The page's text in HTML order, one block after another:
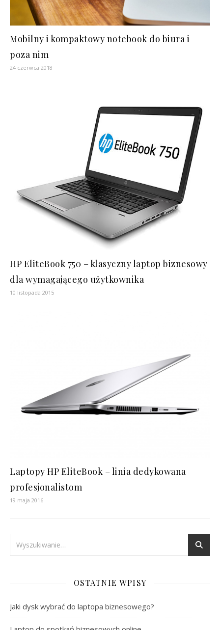
Mobilny i kompaktowy notebook do biura i
poza nim
24 czerwca 2018
HP EliteBook 750 – klasyczny laptop biznesowy
dla wymagającego użytkownika
10 listopada 2015
Laptopy HP EliteBook – linia dedykowana
profesjonalistom
19 maja 2016
OSTATNIE WPISY
Jaki dysk wybrać do laptopa biznesowego?